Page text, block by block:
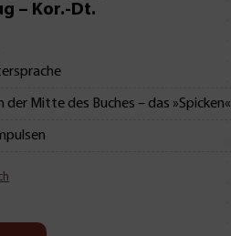
– Kor.-Dt.
der Mitte des Buches – das